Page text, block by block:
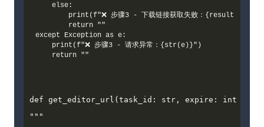
    else:
print(f"❌ 步骤3 - 下载链接获取失败：
        return ""
except Exception as e:
    print(f"❌ 步骤3 - 请求异常：{str(e)}")
def get_editor_url(task_id: str, expire: int =
"""